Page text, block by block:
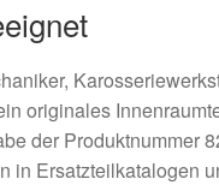
originales
der Produktnummer
in Ersatzteilkatalogen